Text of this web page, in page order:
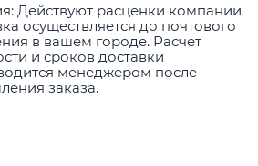
Действуют расценки компании.
осуществляется до почтового
в вашем городе. Расчет
и сроков доставки
менеджером после
заказа.